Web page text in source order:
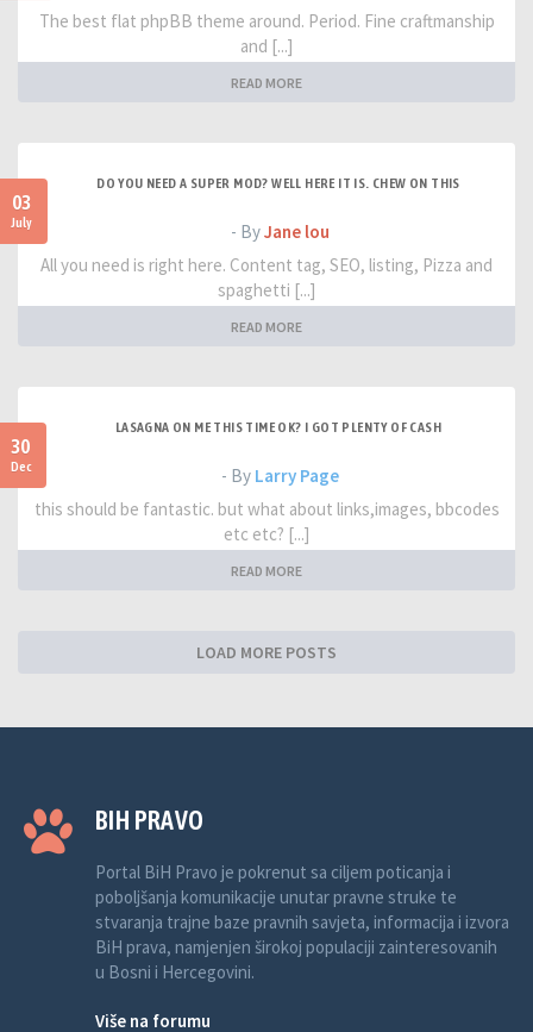
The best flat phpBB theme around. Period. Fine craftmanship
and [...]
READ MORE
03
July
DO YOU NEED A SUPER MOD? WELL HERE IT IS. CHEW ON THIS
- ByJane lou
All you need is right here. Content tag, SEO, listing, Pizza and
spaghetti [...]
READ MORE
30
Dec
LASAGNA ON ME THIS TIME OK? I GOT PLENTY OF CASH
- By Larry Page
this should be fantastic. but what about links,images, bbcodes
etc etc? [...]
READ MORE
LOAD MORE POSTS
BIH PRAVO
Portal BiH Pravo je pokrenut sa ciljem poticanja i
poboljšanja komunikacije unutar pravne struke te
stvaranja trajne baze pravnih savjeta, informacija i izvora
BiH prava, namjenjen širokoj populaciji zainteresovanih
u Bosni i Hercegovini.
Više na forumu